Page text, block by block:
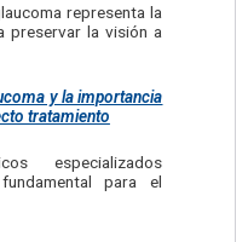
representa la
preservar la visión a
y la importancia
tratamiento
especializados
para el